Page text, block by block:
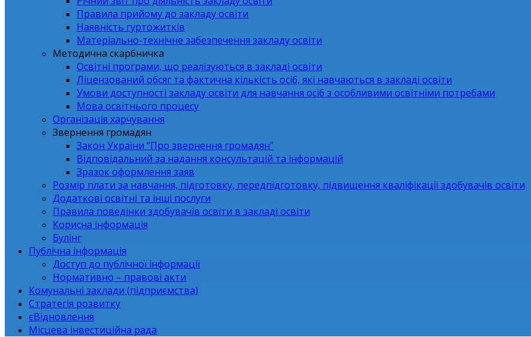
Правила прийому до закладу освіти
Наявність гуртожитків
Матеріально-технічне забезпечення закладу освіти
Методична скарбничка
Освітні програми, що реалізуються в закладі освіти
Ліцензований обсяг та фактична кількість осіб, які навчаються в закладі освіти
Умови доступності закладу освіти для навчання осіб з особливими освітніми потребами
Мова освітнього процесу
Організація харчування
Звернення громадян
Закон України “Про звернення громадян”
Відповідальний за надання консультацій та інформацій
Зразок оформлення заяв
Розмір плати за навчання, підготовку, передпідготовку, підвищення кваліфікації здобувачів освіти
Додаткові освітні та інші послуги
Правила поведінки здобувачів освіти в закладі освіти
Корисна інформація
Булінг
Публічна інформація
Доступ до публічної інформації
Нормативно – правові акти
Комунальні заклади (підприємства)
Стратегія розвитку
єВідновлення
Місцева інвестиційна рада